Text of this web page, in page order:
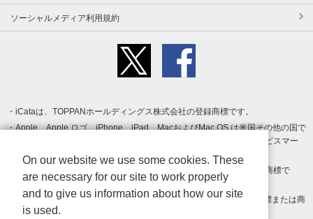
ソーシャルメディア利用規約
iCataは、TOPPANホールディングス株式会社の登録商標です。
Apple、Apple ロゴ、iPhone、iPad、MacおよびMac OS は米国その他の国で
登録された Apple Inc. の商標です。App Store は Apple Inc. のサービスマー
クです。
Android、Google Play および Google Play ロゴ は Google LLC の商標で
す。
Windows は Microsoft Inc.の米国およびその他の国における登録商標または商
標です。
On our website we use some cookies. These
are necessary for our site to work properly
and to give us information about how our site
is used.